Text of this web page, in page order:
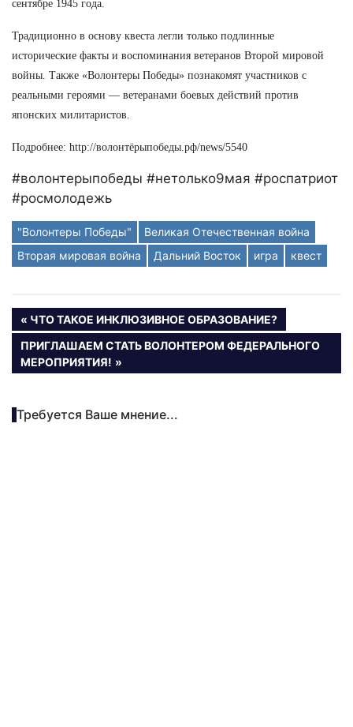
сентябре 1945 года.
Традиционно в основу квеста легли только подлинные
исторические факты и воспоминания ветеранов Второй мировой
войны. Также «Волонтеры Победы» познакомят участников с
реальными героями — ветеранами боевых действий против
японских милитаристов.
Подробнее: http://волонтёрыпобеды.рф/news/5540
#волонтерыпобеды #нетолько9мая #роспатриот
#росмолодежь
"Волонтеры Победы"
Великая Отечественная война
Вторая мировая война
Дальний Восток игра квест
Навигация
по
записям
ПРЕДЫДУЩАЯ
ЗАПИСЬ:
ЧТО ТАКОЕ ИНКЛЮЗИВНОЕ ОБРАЗОВАНИЕ?
СЛЕДУЮЩАЯ
ЗАПИСЬ:
ПРИГЛАШАЕМ СТАТЬ ВОЛОНТЕРОМ ФЕДЕРАЛЬНОГО
МЕРОПРИЯТИЯ!
Требуется Ваше мнение...